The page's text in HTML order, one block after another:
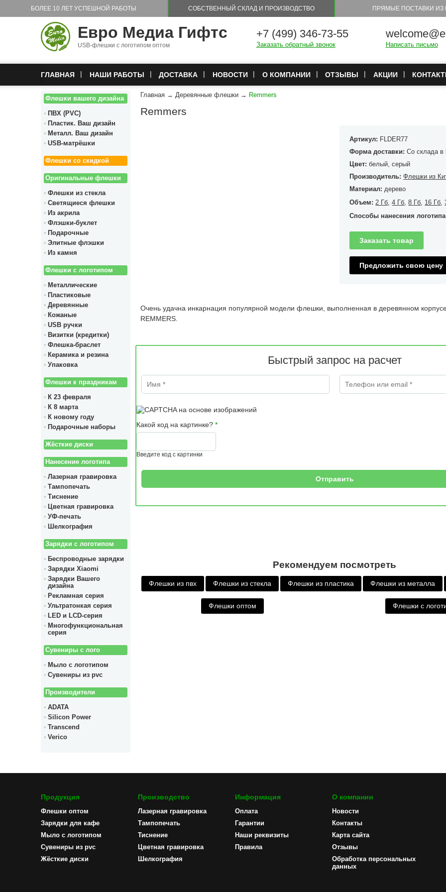
Перейти к основному содержанию
БОЛЕЕ 10 ЛЕТ УСПЕШНОЙ РАБОТЫ СОБСТВЕННЫЙ СКЛАД И ПРОИЗВОДСТВО ПРЯМЫЕ ПОСТАВКИ ИЗ
Евро Медиа Гифтс
USB-флешки с логотипом оптом
+7 (499) 346-73-55
Заказать обратный звонок Написать письмо
ГЛАВНАЯ НАШИ РАБОТЫ ДОСТАВКА НОВОСТИ О КОМПАНИИ ОТЗЫВЫ АКЦИИ
Флешки вашего дизайна
ПВХ (PVC)
Пластик. Ваш дизайн
Металл. Ваш дизайн
USB-матрёшки
Флешки со скидкой
Оригинальные флешки
Флешки из стекла
Светящиеся флешки
Из акрила
Флэшки-буклет
Подарочные
Элитные флэшки
Из камня
Флешки с логотипом
Металлические
Пластиковые
Деревянные
Кожаные
USB ручки
Визитки (кредитки)
Флешка-браслет
Керамика и резина
Упаковка
Флешки к праздникам
К 23 февраля
К 8 марта
К новому году
Подарочные наборы
Жёсткие диски
Нанесение логотипа
Лазерная гравировка
Тампопечать
Тиснение
Цветная гравировка
УФ-печать
Шелкография
Зарядки с логотипом
Беспроводные зарядки
Зарядки Xiaomi
Зарядки Вашего
дизайна
Рекламная серия
Ультратонкая серия
LED и LCD-серия
Многофункциональная
серия
Сувениры с лого
Мыло с логотипом
Сувениры из pvc
Производители
ADATA
Silicon Power
Transcend
Verico
Главная → Деревянные флешки → Remmers
Remmers
Артикул: FLDER77
Форма доставки:Со склада в
Цвет:белый, серый
Производитель:Флешки из
Материал: дерево
Объем: 2 Гб ,4 Гб ,8 Гб 16 Гб ,
Способы нанесения
Заказать товар
Предложить свою цену
Очень удачна инкарнация популярной модели флешки, выполненная в деревянном
REMMERS.
Быстрый запрос на расчет
Имя Телефон или email
Какой код на картинке? *
Введите код с картинки
Рекомендуем посмотреть
Флешки из пвх Флешки из стекла Флешки из пластика Флешки из металла
Флешки оптом Флешки с
Продукция
Флешки оптом
Зарядки для кафе
Мыло с логотипом
Сувениры из pvc
Жёсткие диски
Производство
Лазерная гравировка
Тампопечать
Тиснение
Цветная гравировка
Шелкография
Информация
Оплата
Гарантии
Наши реквизиты
Правила
О компании
Новости
Контакты
Карта сайта
Отзывы
Обработка персональных
данных